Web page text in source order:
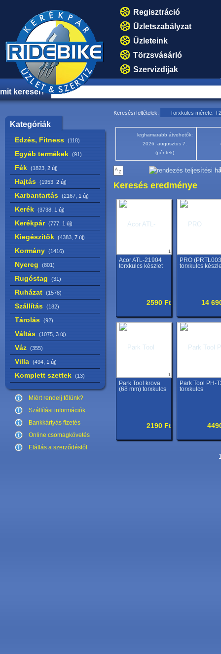
Regisztráció
Üzletszabályzat
Üzleteink
Törzsvásárló
Szervizdíjak
mit keresel?
Kategóriák
Edzés, Fitness (118)
Egyéb termékek (91)
Fék (1823, 2 új)
Hajtás (1953, 2 új)
Karbantartás (2167, 1 új)
Kerék (3738, 1 új)
Kerékpár (777, 1 új)
Kiegészítők (4383, 7 új)
Kormány (1416)
Nyereg (801)
Rugóstag (31)
Ruházat (1578)
Szállítás (182)
Tárolás (92)
Váltás (1075, 3 új)
Váz (355)
Villa (494, 1 új)
Komplett szettek (13)
Miért rendelj tőlünk?
Szállítási információk
Bankkártyás fizetés
Online csomagkövetés
Elállás a szerződéstől
Keresési feltételek: Torxkulcs mérete:
leghamarabb átvehetők:
2026. augusztus 7.
(péntek)
Keresés eredménye
1
Acor ATL-21904
torxkulcs készlet
2590 Ft
PRO
torxkulcs
14
1
Park Tool krova
(68 mm) torxkulcs
2190 Ft
Park Tool PH-
torxkulcs